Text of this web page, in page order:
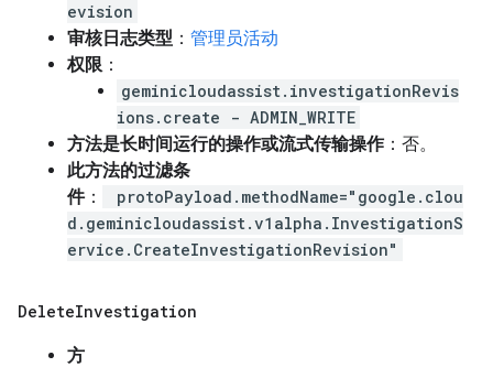
evision
审核日志类型 ： 管理员活动
权限 ：
geminicloudassist.investigationRevis
ions.create - ADMIN_WRITE
方法是长时间运行的操作或流式传输操作：否。
此方法的过滤条
件：
protoPayload.methodName="google.clou
d.geminicloudassist.v1alpha.InvestigationS
ervice.CreateInvestigationRevision"
DeleteInvestigation
方